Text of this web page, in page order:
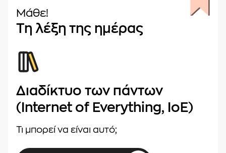
Μάθε!
Τη λέξη της ημέρας
Διαδίκτυο των πάντων
(Internet of Everything, IoE)
Τι μπορεί να είναι αυτό;